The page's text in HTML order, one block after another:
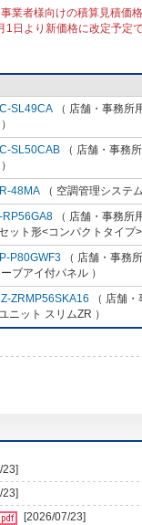
業者様向けの積算見積価
日より新価格に改定予定
SL49CA （ 店舗・事務所
SL50CAB （ 店舗・事務
48MA （ 空調管理システ
RP56GA8 （ 店舗・事務所
ット形<コンパクトタイプ
P80GWF3 （ 店舗・事務
ブアイ付パネル ）
ZRMP56SKA16 （ 店舗
ニット スリムZR ）
23]
23]
[2026/07/23]